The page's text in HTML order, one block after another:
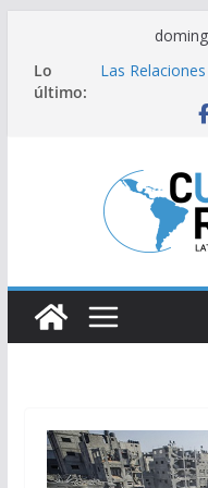
contenido
Lo
último:
Las
Juegos
construir
calles»
Reafirman
inquebrantable